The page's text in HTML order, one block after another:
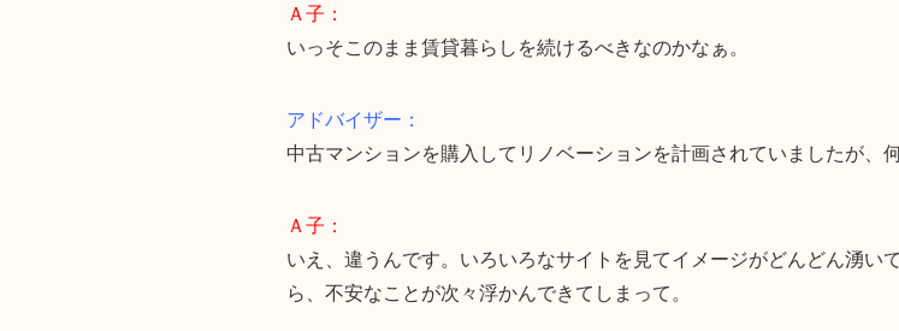
Ａ子：
いっそこのまま賃貸暮らしを続けるべきなのかなぁ。
アドバイザー：
中古マンションを購入してリノベーションを計画されていましたが、
Ａ子：
いえ、違うんです。いろいろなサイトを見てイメージがどんどん湧い
ら、不安なことが次々浮かんできてしまって。